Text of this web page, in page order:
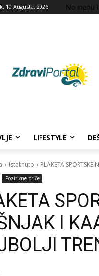
10 Augusta, 2026 No menu
LIFESTYLE
Istaknuto PLAKETA SPORTSKE
Pozitivne priče
I